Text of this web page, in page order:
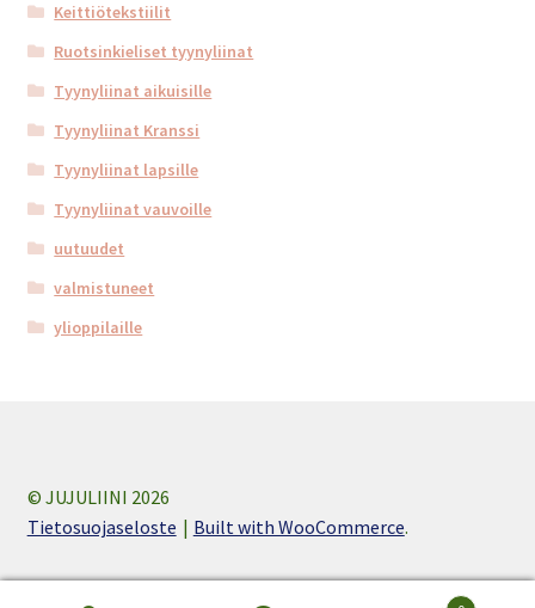
Keittiötekstiilit
Ruotsinkieliset tyynyliinat
Tyynyliinat aikuisille
Tyynyliinat Kranssi
Tyynyliinat lapsille
Tyynyliinat vauvoille
uutuudet
valmistuneet
ylioppilaille
© JUJULIINI 2026
Tietosuojaseloste
Built with WooCommerce.